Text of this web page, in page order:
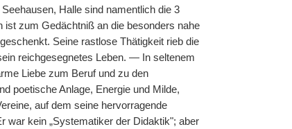
Halle sind namentlich die 3
zum Gedächtniß an die besonders nahe
Seine rastlose Thätigkeit rieb die
reichgesegnetes Leben. — In seltenem
Liebe zum Beruf und zu den
poetische Anlage, Energie und Milde,
auf dem seine hervorragende
war kein „Systematiker der Didaktik"; aber